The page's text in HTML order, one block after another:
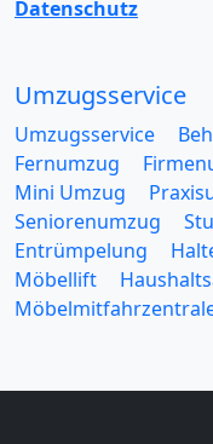
Datenschutz
Umzugsservice
Umzugsservice
Fernumzug
Mini Umzug
Seniorenumzug
Entrümpelung
Möbellift